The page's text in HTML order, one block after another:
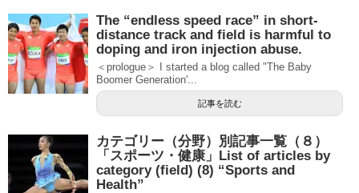
The “endless speed race” in short-
distance track and field is harmful to
doping and iron injection abuse.
＜prologue＞ I started a blog called "The Baby
Boomer Generation'...
記事を読む
カテゴリー（分野）別記事一覧（８）
「スポーツ・健康」List of articles by
category (field) (8) “Sports and
Health”